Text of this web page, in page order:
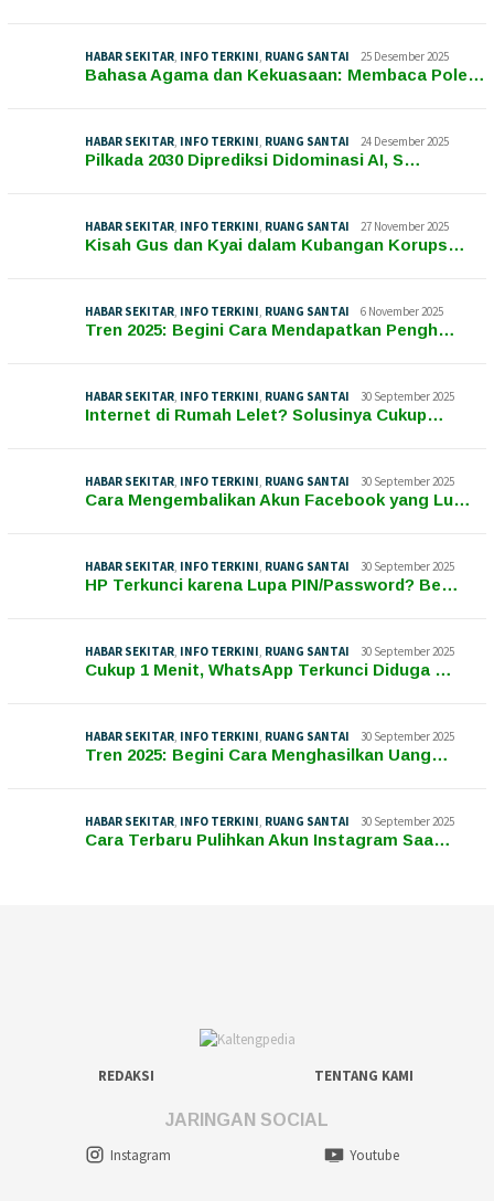
HABAR SEKITAR INFO TERKINI RUANG SANTAI 25 Desember 2025
Bahasa Agama dan Kekuasaan: Membaca Pole…
HABAR SEKITAR INFO TERKINI RUANG SANTAI 24 Desember 2025
Pilkada 2030 Diprediksi Didominasi AI, S…
HABAR SEKITAR INFO TERKINI RUANG SANTAI 27 November 2025
Kisah Gus dan Kyai dalam Kubangan Korups…
HABAR SEKITAR INFO TERKINI RUANG SANTAI 6 November 2025
Tren 2025: Begini Cara Mendapatkan Pengh…
HABAR SEKITAR INFO TERKINI RUANG SANTAI 30 September 2025
Internet di Rumah Lelet? Solusinya Cukup…
HABAR SEKITAR INFO TERKINI RUANG SANTAI 30 September 2025
Cara Mengembalikan Akun Facebook yang Lu…
HABAR SEKITAR INFO TERKINI RUANG SANTAI 30 September 2025
HP Terkunci karena Lupa PIN/Password? Be…
HABAR SEKITAR INFO TERKINI RUANG SANTAI 30 September 2025
Cukup 1 Menit, WhatsApp Terkunci Diduga …
HABAR SEKITAR INFO TERKINI RUANG SANTAI 30 September 2025
Tren 2025: Begini Cara Menghasilkan Uang…
HABAR SEKITAR INFO TERKINI RUANG SANTAI 30 September 2025
Cara Terbaru Pulihkan Akun Instagram Saa…
REDAKSI TENTANG KAMI
JARINGAN SOCIAL
Instagram
Youtube